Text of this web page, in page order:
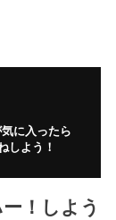
に入ったら
しよう！
！しよう